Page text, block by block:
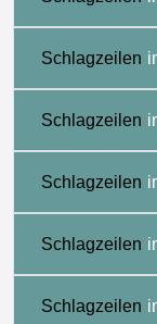
Schlagzeilen
Schlagzeilen
Schlagzeilen
Schlagzeilen
Schlagzeilen